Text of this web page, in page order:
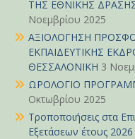
ΤΗΣ ΕΘΝΙΚΗΣ
Νοεμβρίου 2025
ΑΞΙΟΛΟΓΗΣΗ
ΕΚΠΑΙΔΕΥΤΙΚΗΣ
ΘΕΣΣΑΛΟΝΙΚΗ 3
ΩΡΟΛΟΓΙΟ
Οκτωβρίου 2025
Τροποποιήσεις στα
Εξετάσεων έτους 2026